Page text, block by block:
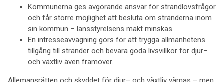
Kommunerna ges avgörande ansvar för strandlovsfrågor
och får större möjlighet att besluta om stränderna inom
sin kommun – länsstyrelsens makt minskas.
En intresseavvägning görs för att trygga allmänhetens
tillgång till stränder och bevara goda livsvillkor för djur–
och växtliv även framöver.
Allemansrätten och skyddet för djur– och växtliv värnas – men